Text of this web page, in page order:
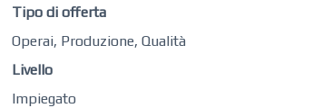
Tipo di offerta
Operai, Produzione, Qualità
Livello
Impiegato